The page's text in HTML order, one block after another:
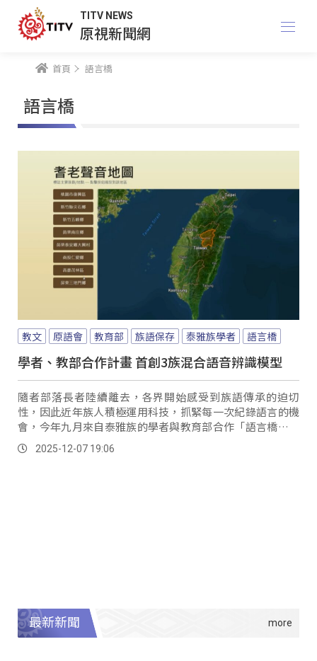
TITV NEWS
原視新聞網
首頁 語言橋
語言橋
教文 原語會 教育部 族語保存 泰雅族學者 語言橋
學者、教部合作計畫 首創3族混合語音辨識模型
隨者部落長者陸續離去，各界開始感受到族語傳承的迫切
性，因此近年族人積極運用科技，抓緊每一次紀錄語言的機
會，今年九月來自泰雅族的學者與教育部合作「語言橋」計
畫，發表了台灣首創三族原住民母語混合語音辨識模型。
2025-12-07 19:06
最新新聞